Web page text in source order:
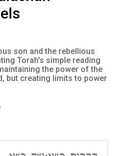
son and the rebellious
Torah's simple reading
the power of the
but creating limits to power